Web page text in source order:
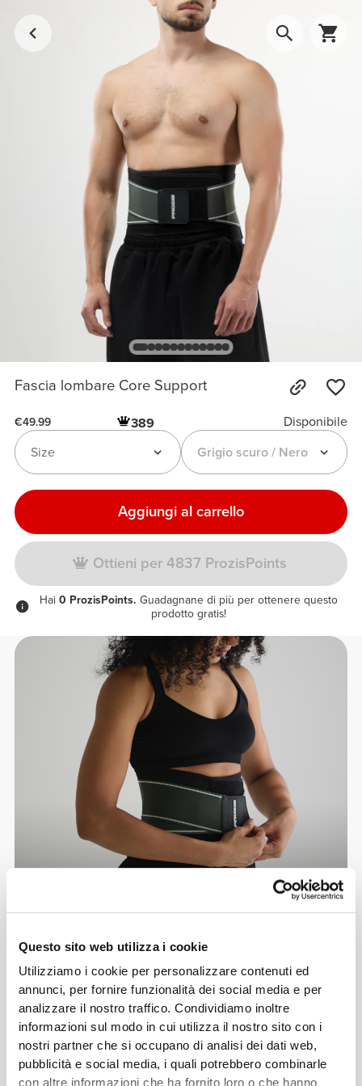
Questo sito web utilizza i cookie
Utilizziamo i cookie per personalizzare contenuti ed
annunci, per fornire funzionalità dei social media e per
analizzare il nostro traffico. Condividiamo inoltre
informazioni sul modo in cui utilizza il nostro sito con i
nostri partner che si occupano di analisi dei dati web,
pubblicità e social media, i quali potrebbero combinarle
con altre informazioni che ha fornito loro o che hanno
Fascia lombare Core Support
€49.99 389
Disponibile
Grigio scuro / Nero
Size
Aggiungi al carrello
Ottieni per 4837 ProzisPoints
Hai 0 ProzisPoints. Guadagnane di più per ottenere questo
prodotto gratis!
Info e assistenza
Recensioni globali